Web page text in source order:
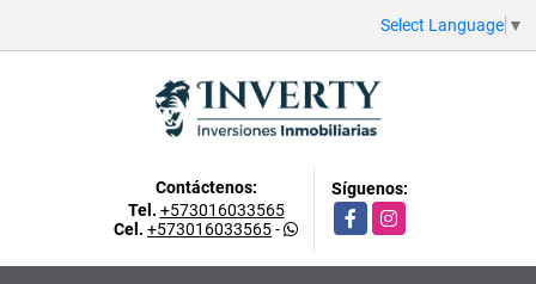
Select Language ▼
Contáctenos:
Tel. +573016033565
Cel. +573016033565-
Síguenos:
FacebookInstagram